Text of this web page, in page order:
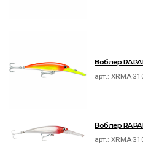
Воблер
арт.:
Воблер
арт.: